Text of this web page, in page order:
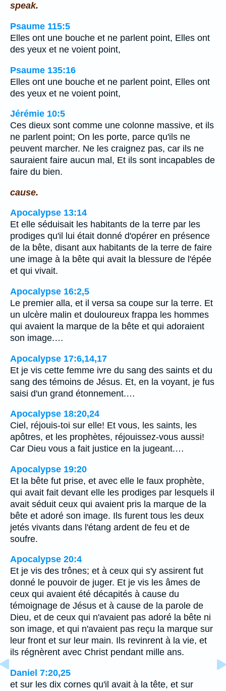
speak.
Psaume 115:5
Elles ont une bouche et ne parlent point, Elles ont
des yeux et ne voient point,
Psaume 135:16
Elles ont une bouche et ne parlent point, Elles ont
des yeux et ne voient point,
Jérémie 10:5
Ces dieux sont comme une colonne massive, et ils
ne parlent point; On les porte, parce qu'ils ne
peuvent marcher. Ne les craignez pas, car ils ne
sauraient faire aucun mal, Et ils sont incapables de
faire du bien.
cause.
Apocalypse 13:14
Et elle séduisait les habitants de la terre par les
prodiges qu'il lui était donné d'opérer en présence
de la bête, disant aux habitants de la terre de faire
une image à la bête qui avait la blessure de l'épée
et qui vivait.
Apocalypse 16:2,5
Le premier alla, et il versa sa coupe sur la terre. Et
un ulcère malin et douloureux frappa les hommes
qui avaient la marque de la bête et qui adoraient
son image.…
Apocalypse 17:6,14,17
Et je vis cette femme ivre du sang des saints et du
sang des témoins de Jésus. Et, en la voyant, je fus
saisi d'un grand étonnement.…
Apocalypse 18:20,24
Ciel, réjouis-toi sur elle! Et vous, les saints, les
apôtres, et les prophètes, réjouissez-vous aussi!
Car Dieu vous a fait justice en la jugeant.…
Apocalypse 19:20
Et la bête fut prise, et avec elle le faux prophète,
qui avait fait devant elle les prodiges par lesquels il
avait séduit ceux qui avaient pris la marque de la
bête et adoré son image. Ils furent tous les deux
jetés vivants dans l'étang ardent de feu et de
soufre.
Apocalypse 20:4
Et je vis des trônes; et à ceux qui s'y assirent fut
donné le pouvoir de juger. Et je vis les âmes de
ceux qui avaient été décapités à cause du
témoignage de Jésus et à cause de la parole de
Dieu, et de ceux qui n'avaient pas adoré la bête ni
son image, et qui n'avaient pas reçu la marque sur
leur front et sur leur main. Ils revinrent à la vie, et
ils régnèrent avec Christ pendant mille ans.
Daniel 7:20,25
et sur les dix cornes qu'il avait à la tête, et sur